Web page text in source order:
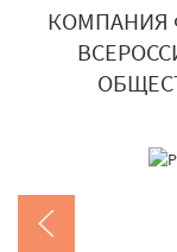
КОМПАНИЯ